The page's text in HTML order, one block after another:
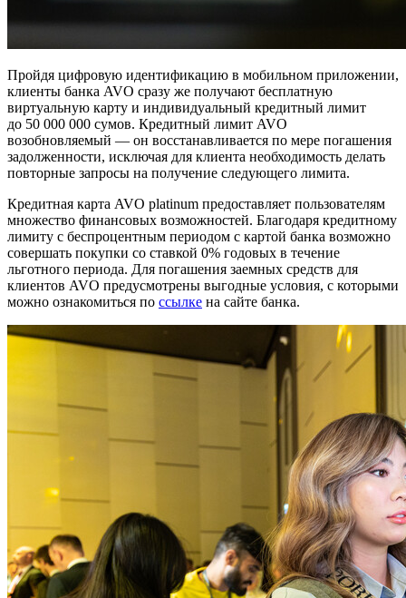
Пройдя цифровую идентификацию в мобильном приложении,
клиенты банка AVO сразу же получают бесплатную
виртуальную карту и индивидуальный кредитный лимит
до 50 000 000 сумов. Кредитный лимит AVO
возобновляемый — он восстанавливается по мере погашения
задолженности, исключая для клиента необходимость делать
повторные запросы на получение следующего лимита.
Кредитная карта AVO platinum предоставляет пользователям
множество финансовых возможностей. Благодаря кредитному
лимиту с беспроцентным периодом с картой банка возможно
совершать покупки со ставкой 0% годовых в течение
льготного периода. Для погашения заемных средств для
клиентов AVO предусмотрены выгодные условия, с которыми
можно ознакомиться по ссылке на сайте банка.